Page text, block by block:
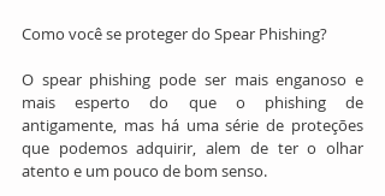
Como você se proteger do Spear Phishing?
O spear phishing pode ser mais enganoso e
mais esperto do que o phishing de
antigamente, mas há uma série de proteções
que podemos adquirir, alem de ter o olhar
atento e um pouco de bom senso.